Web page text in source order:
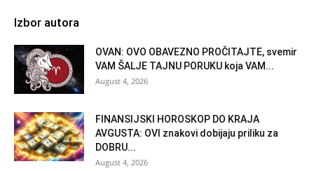
Izbor autora
OVAN: OVO OBAVEZNO PROČITAJTE, svemir
VAM ŠALJE TAJNU PORUKU koja VAM...
August 4, 2026
FINANSIJSKI HOROSKOP DO KRAJA
AVGUSTA: OVI znakovi dobijaju priliku za
DOBRU...
August 4, 2026